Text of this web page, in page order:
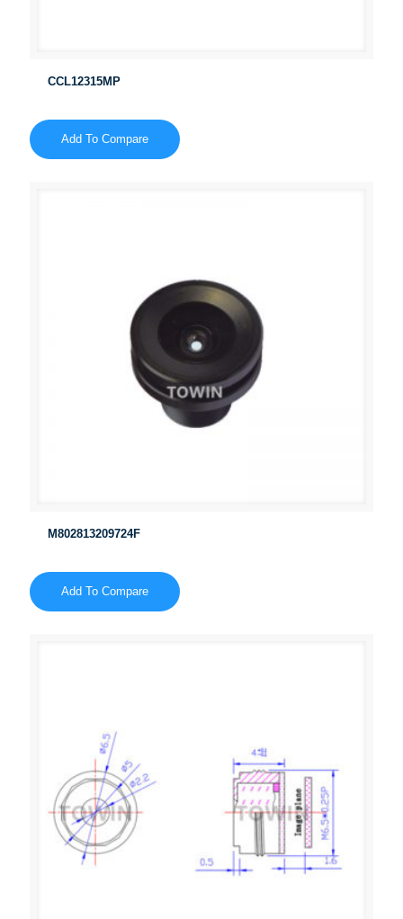
CCL12315MP
Add To Compare
M802813209724F
Add To Compare